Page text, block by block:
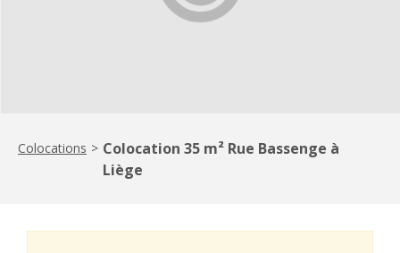
Colocations > Colocation 35 m² Rue Bassenge à
Liège